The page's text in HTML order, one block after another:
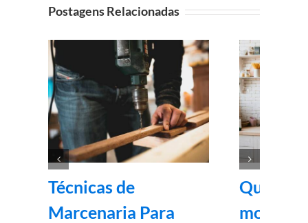
Postagens Relacionadas
Técnicas de
Marcenaria Para
Quanto
montar